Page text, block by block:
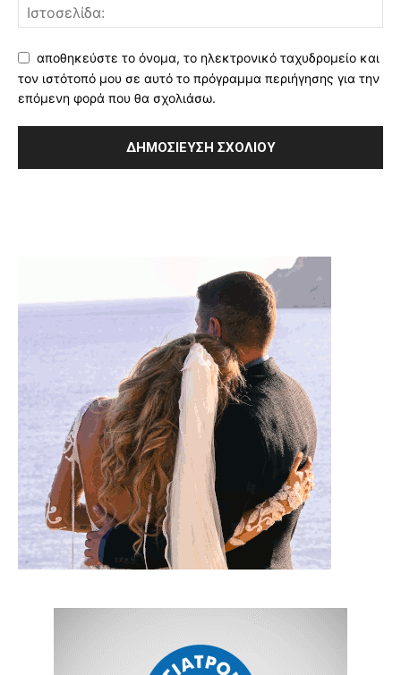
αποθηκεύστε το όνομα, το ηλεκτρονικό ταχυδρομείο και
τον ιστότοπό μου σε αυτό το πρόγραμμα περιήγησης για την
επόμενη φορά που θα σχολιάσω.